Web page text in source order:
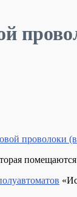
проволоки